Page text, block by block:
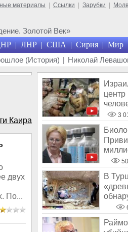
материалы Ссылки Зарубки
Золотой Век»
| ЛНР | США | Сирия | Мир
(История) | Николай
Каира
двух
По...
центр
3
В